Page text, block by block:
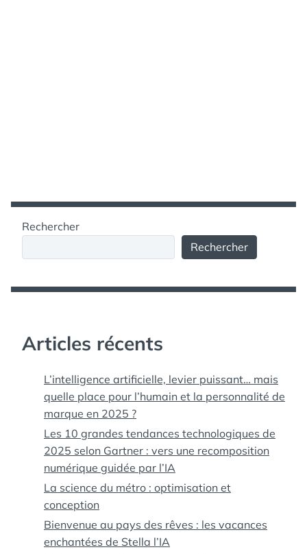
Rechercher
Rechercher
Articles récents
L’intelligence artificielle, levier puissant… mais
quelle place pour l’humain et la personnalité de
marque en 2025 ?
Les 10 grandes tendances technologiques de
2025 selon Gartner : vers une recomposition
numérique guidée par l’IA
La science du métro : optimisation et
conception
Bienvenue au pays des rêves : les vacances
enchantées de Stella l’IA